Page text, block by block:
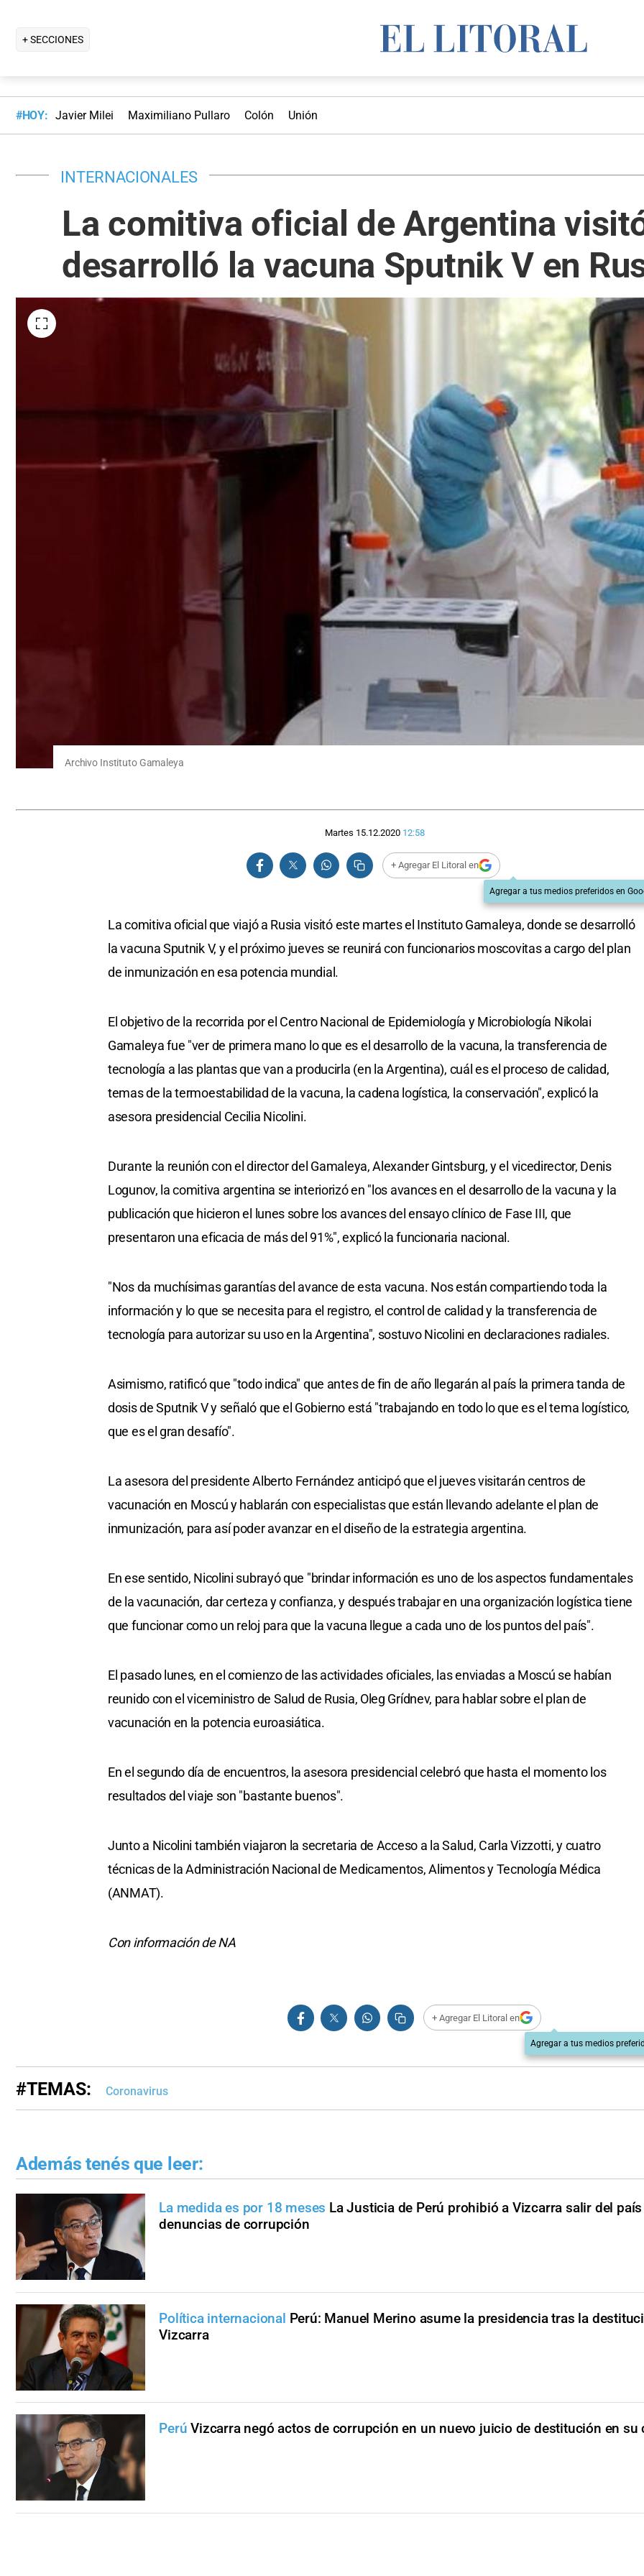
+ SECCIONES
#HOY: Javier Milei Maximiliano Pullaro Colón Unión
INTERNACIONALES
La comitiva oficial de Argentina
desarrolló la vacuna Sputnik V en
Archivo Instituto Gamaleya
Martes 15.12.2020 12:58
+ Agregar El Litoral en
Agregar a tus medios preferidos en
La comitiva oficial que viajó a Rusia visitó este martes el Instituto Gamaleya, donde se desarrolló
la vacuna Sputnik V, y el próximo jueves se reunirá con funcionarios moscovitas a cargo del plan
de inmunización en esa potencia mundial.
El objetivo de la recorrida por el Centro Nacional de Epidemiología y Microbiología Nikolai
Gamaleya fue "ver de primera mano lo que es el desarrollo de la vacuna, la transferencia de
tecnología a las plantas que van a producirla (en la Argentina), cuál es el proceso de calidad,
temas de la termoestabilidad de la vacuna, la cadena logística, la conservación", explicó la
asesora presidencial Cecilia Nicolini.
Durante la reunión con el director del Gamaleya, Alexander Gintsburg, y el vicedirector, Denis
Logunov, la comitiva argentina se interiorizó en "los avances en el desarrollo de la vacuna y la
publicación que hicieron el lunes sobre los avances del ensayo clínico de Fase III, que
presentaron una eficacia de más del 91%", explicó la funcionaria nacional.
"Nos da muchísimas garantías del avance de esta vacuna. Nos están compartiendo toda la
información y lo que se necesita para el registro, el control de calidad y la transferencia de
tecnología para autorizar su uso en la Argentina", sostuvo Nicolini en declaraciones radiales.
Asimismo, ratificó que "todo indica" que antes de fin de año llegarán al país la primera tanda de
dosis de Sputnik V y señaló que el Gobierno está "trabajando en todo lo que es el tema logístico,
que es el gran desafío".
La asesora del presidente Alberto Fernández anticipó que el jueves visitarán centros de
vacunación en Moscú y hablarán con especialistas que están llevando adelante el plan de
inmunización, para así poder avanzar en el diseño de la estrategia argentina.
En ese sentido, Nicolini subrayó que "brindar información es uno de los aspectos fundamentales
de la vacunación, dar certeza y confianza, y después trabajar en una organización logística tiene
que funcionar como un reloj para que la vacuna llegue a cada uno de los puntos del país".
El pasado lunes, en el comienzo de las actividades oficiales, las enviadas a Moscú se habían
reunido con el viceministro de Salud de Rusia, Oleg Grídnev, para hablar sobre el plan de
vacunación en la potencia euroasiática.
En el segundo día de encuentros, la asesora presidencial celebró que hasta el momento los
resultados del viaje son "bastante buenos".
Junto a Nicolini también viajaron la secretaria de Acceso a la Salud, Carla Vizzotti, y cuatro
técnicas de la Administración Nacional de Medicamentos, Alimentos y Tecnología Médica
(ANMAT).
Con información de NA
+ Agregar El Litoral en
Agregar a tus medios
#TEMAS: Coronavirus
Además tenés que leer:
La medida es por 18 meses La Justicia de Perú prohibió a Vizcarra salir del
denuncias de corrupción
Política internacional Perú: Manuel Merino asume la presidencia tras la
Vizcarra
Perú Vizcarra negó actos de corrupción en un nuevo juicio de destitución en su